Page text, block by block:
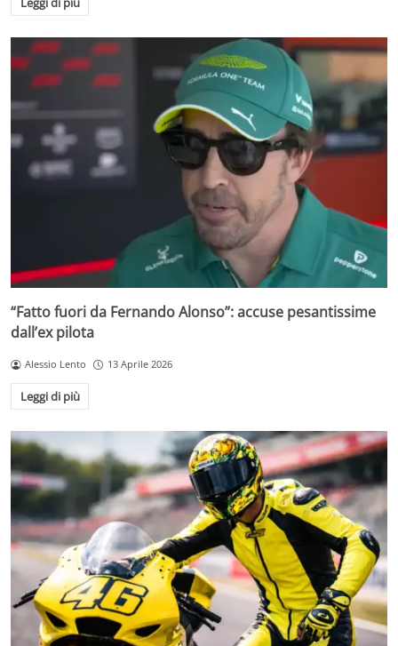
“Fatto fuori da Fernando Alonso”: accuse pesantissime
dall’ex pilota
Alessio Lento 13 Aprile 2026
Leggi di più